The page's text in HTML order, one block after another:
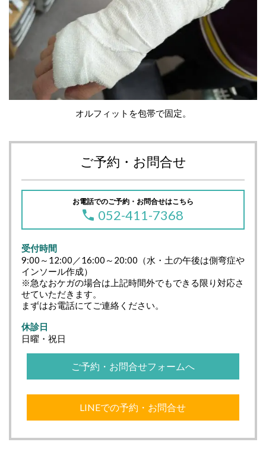
オルフィットを包帯で固定。
ご予約・お問合せ
お電話でのご予約・お問合せはこちら
052-411-7368
受付時間
9:00～12:00／16:00～20:00（水・土の午後は側弯症や
インソール作成）
※急なおケガの場合は上記時間外でもできる限り対応さ
せていただきます。
まずはお電話にてご連絡ください。
休診日
日曜・祝日
ご予約・お問合せフォームへ
LINEでの予約・お問合せ